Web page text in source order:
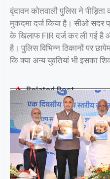
वृंदावन कोतवाली पुलिस ने
मुकदमा दर्ज किया है। सीओ सदर
के खिलाफ FIR दर्ज कर ली गई
है। पुलिस विभिन्न ठिकानों पर
कि क्या अन्य युवतियां भी इसका
Related Post